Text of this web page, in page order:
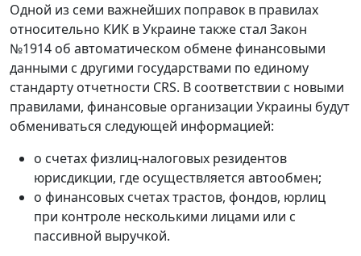
Одной из семи важнейших поправок в правилах
относительно КИК в Украине также стал Закон
№1914 об автоматическом обмене финансовыми
данными с другими государствами по единому
стандарту отчетности CRS. В соответствии с новыми
правилами, финансовые организации Украины будут
обмениваться следующей информацией:
о счетах физлиц-налоговых резидентов
юрисдикции, где осуществляется автообмен;
о финансовых счетах трастов, фондов, юрлиц
при контроле несколькими лицами или с
пассивной выручкой.